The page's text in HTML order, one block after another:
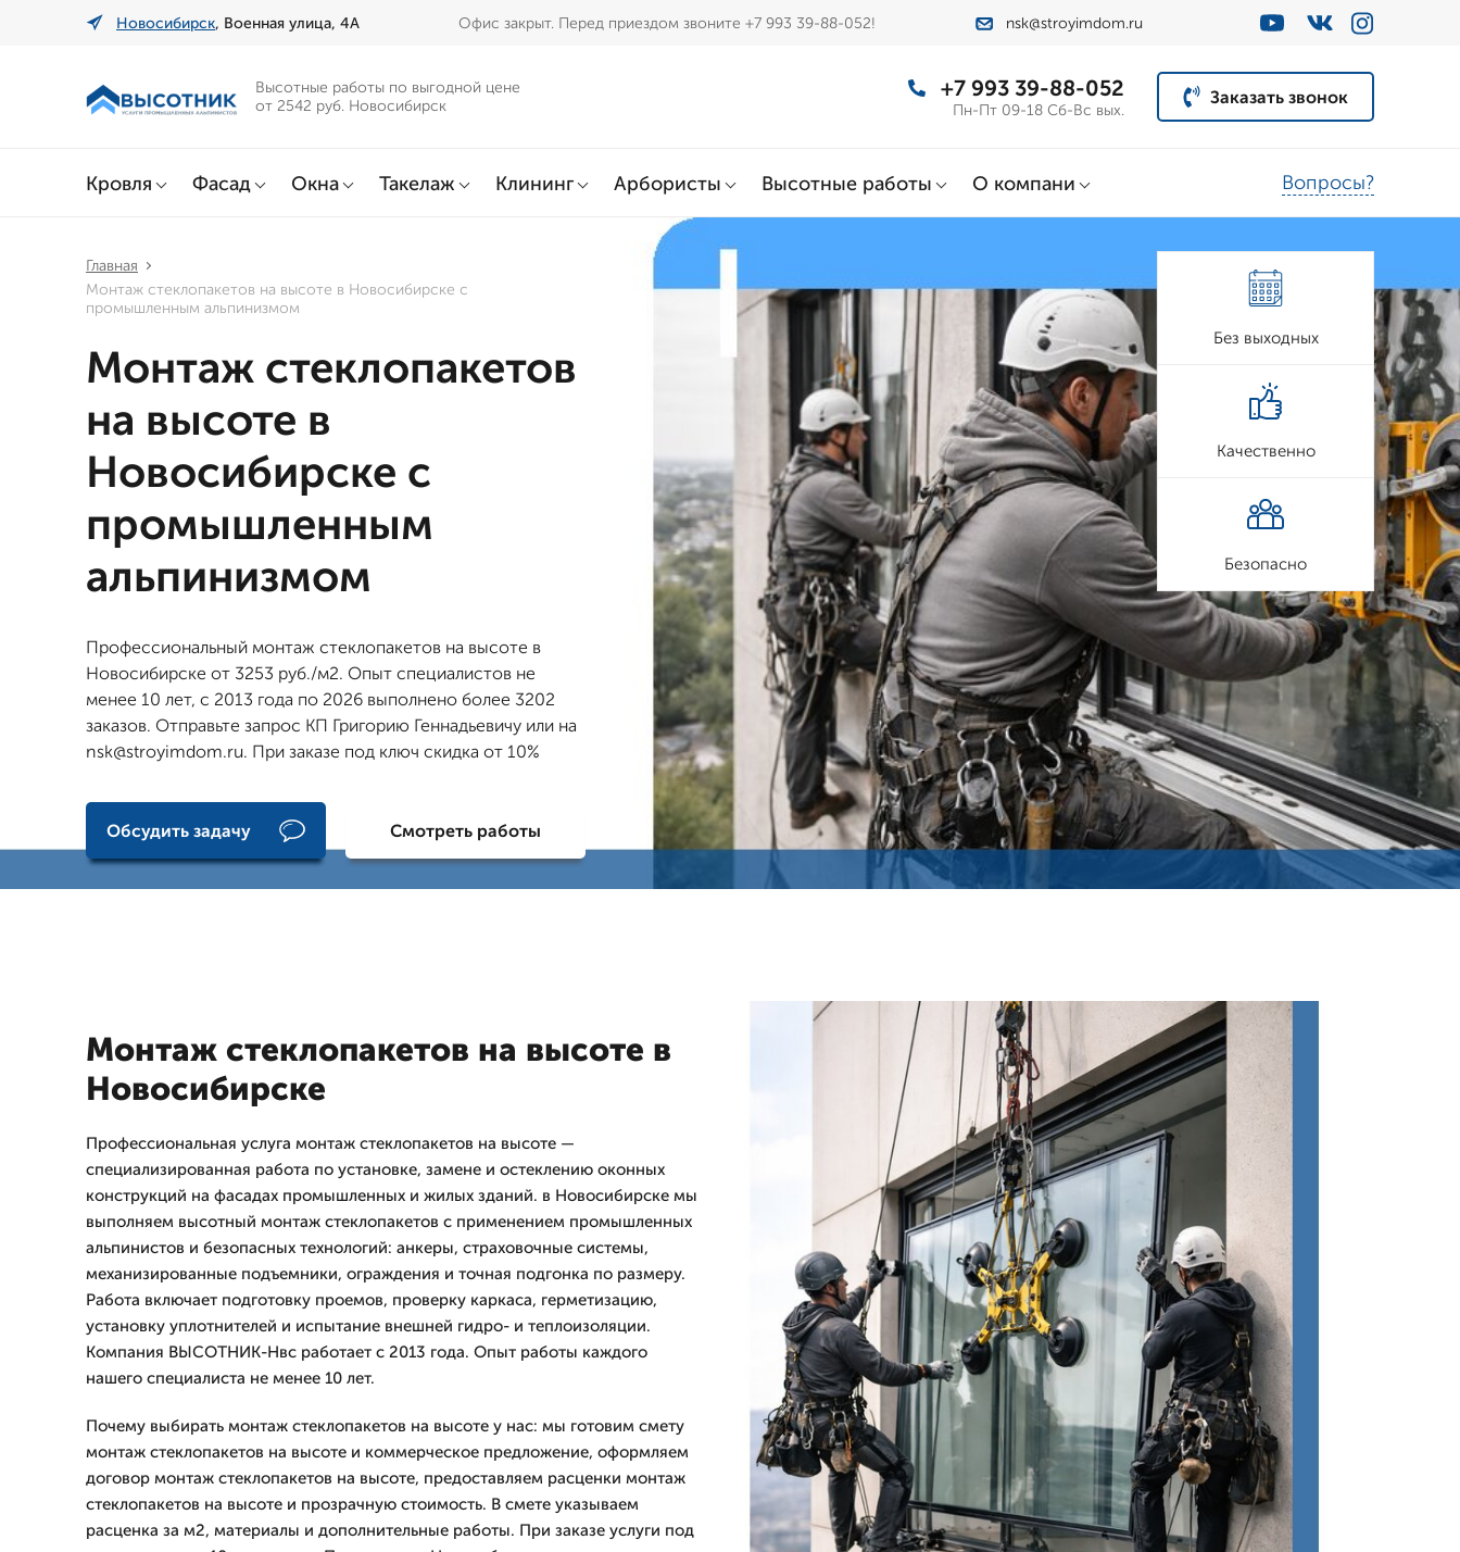
Новосибирск, Военная улица, 4А Офис закрыт. Перед приездом звоните +7 993 39-88-052! nsk@stroyimdom.ru
Высотные работы по выгодной цене
от 2542 руб. Новосибирск
+7 993 39-88-052
Пн-Пт 09-18 Сб-Вс вых.
Заказать звонок
Кровля Фасад Окна Такелаж Клининг Арбористы Высотные работы О компани Вопросы?
Главная
Монтаж стеклопакетов на высоте в Новосибирске с
промышленным альпинизмом
Монтаж стеклопакетов
на высоте в
Новосибирске с
промышленным
альпинизмом
Профессиональный монтаж стеклопакетов на высоте в
Новосибирске от 3253 руб./м2. Опыт специалистов не
менее 10 лет, с 2013 года по 2026 выполнено более 3202
заказов. Отправьте запрос КП Григорию Геннадьевичу или на
nsk@stroyimdom.ru. При заказе под ключ скидка от 10%
Обсудить задачу Смотреть работы
Без выходных
Качественно
Безопасно
Монтаж стеклопакетов на высоте в
Новосибирске
Профессиональная услуга монтаж стеклопакетов на высоте —
специализированная работа по установке, замене и остеклению оконных
конструкций на фасадах промышленных и жилых зданий. в Новосибирске мы
выполняем высотный монтаж стеклопакетов с применением промышленных
альпинистов и безопасных технологий: анкеры, страховочные системы,
механизированные подъемники, ограждения и точная подгонка по размеру.
Работа включает подготовку проемов, проверку каркаса, герметизацию,
установку уплотнителей и испытание внешней гидро- и теплоизоляции.
Компания ВЫСОТНИК-Нвс работает с 2013 года. Опыт работы каждого
нашего специалиста не менее 10 лет.
Почему выбирать монтаж стеклопакетов на высоте у нас: мы готовим смету
монтаж стеклопакетов на высоте и коммерческое предложение, оформляем
договор монтаж стеклопакетов на высоте, предоставляем расценки монтаж
стеклопакетов на высоте и прозрачную стоимость. В смете указываем
расценка за м2, материалы и дополнительные работы. При заказе услуги под